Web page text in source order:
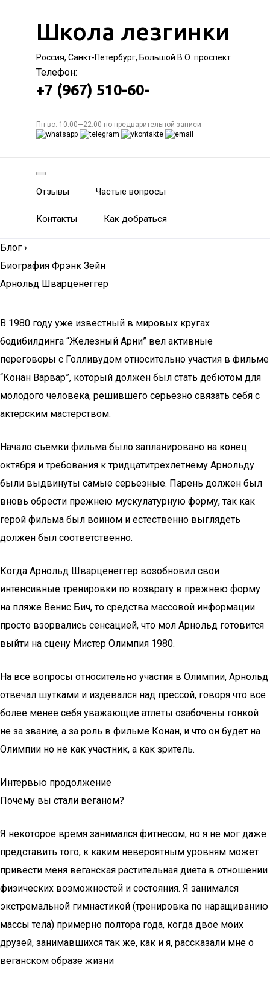
Школа лезгинки
Россия, Санкт-Петербург, Большой В.О. проспект
Телефон:
+7 (967) 510-60-
Пн-вс: 10:00—22:00 по предварительной записи
Отзывы Частые вопросы
Контакты Как добраться
Блог ›
Биография Фрэнк Зейн
Арнольд Шварценеггер
В 1980 году уже известный в мировых кругах
бодибилдинга “Железный Арни” вел активные
переговоры с Голливудом относительно участия в фильме
“Конан Варвар”, который должен был стать дебютом для
молодого человека, решившего серьезно связать себя с
актерским мастерством.
Начало съемки фильма было запланировано на конец
октября и требования к тридцатитрехлетнему Арнольду
были выдвинуты самые серьезные. Парень должен был
вновь обрести прежнею мускулатурную форму, так как
герой фильма был воином и естественно выглядеть
должен был соответственно.
Когда Арнольд Шварценеггер возобновил свои
интенсивные тренировки по возврату в прежнею форму
на пляже Венис Бич, то средства массовой информации
просто взорвались сенсацией, что мол Арнольд готовится
выйти на сцену Мистер Олимпия 1980.
На все вопросы относительно участия в Олимпии, Арнольд
отвечал шутками и издевался над прессой, говоря что все
более менее себя уважающие атлеты озабочены гонкой
не за звание, а за роль в фильме Конан, и что он будет на
Олимпии но не как участник, а как зритель.
Интервью продолжение
Почему вы стали веганом?
Я некоторое время занимался фитнесом, но я не мог даже
представить того, к каким невероятным уровням может
привести меня веганская растительная диета в отношении
физических возможностей и состояния. Я занимался
экстремальной гимнастикой (тренировка по наращиванию
массы тела) примерно полтора года, когда двое моих
друзей, занимавшихся так же, как и я, рассказали мне о
веганском образе жизни